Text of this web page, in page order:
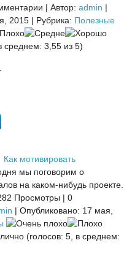
| Автор: admin |
2015 | Рубрика: Полезные
среднем: 3,55 из 5)
Как мотивировать
мы поговорим о
на каком-нибудь проекте.
Просмотры | 0
| Опубликовано: 17 мая,
(голосов: 5, в среднем: